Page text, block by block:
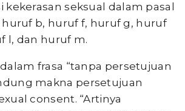
kekerasan seksual dalam pasal
huruf b, huruf f, huruf g, huruf
l, dan huruf m.
frasa “tanpa persetujuan
makna persetujuan
consent. “Artinya